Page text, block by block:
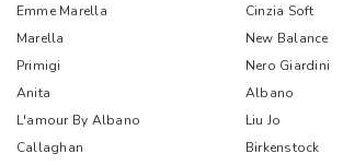
Emme Marella
Cinzia Soft
Marella
New Balance
Primigi
Nero Giardini
Anita
Albano
L'amour By Albano
Liu Jo
Callaghan
Birkenstock